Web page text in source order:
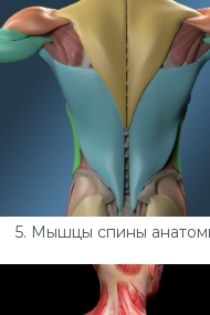
5. Мышцы спины